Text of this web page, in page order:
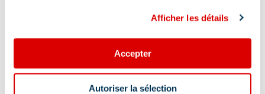
Afficher les détails
Accepter
Autoriser la sélection